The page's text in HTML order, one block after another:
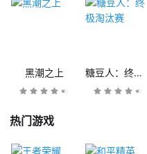
黑潮之上 糖豆人：终极淘汰赛
热门游戏